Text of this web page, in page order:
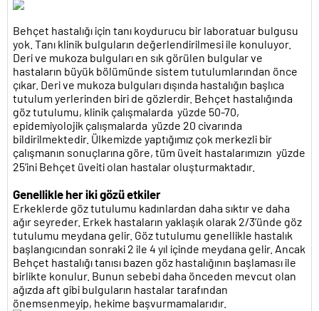
Behçet hastalığı için tanı koydurucu bir laboratuar bulgusu
yok. Tanı klinik bulguların değerlendirilmesi ile konuluyor.
Deri ve mukoza bulguları en sık görülen bulgular ve
hastaların büyük bölümünde sistem tutulumlarından önce
çıkar. Deri ve mukoza bulguları dışında hastalığın başlıca
tutulum yerlerinden biri de gözlerdir. Behçet hastalığında
göz tutulumu, klinik çalışmalarda yüzde 50-70,
epidemiyolojik çalışmalarda yüzde 20 civarında
bildirilmektedir. Ülkemizde yaptığımız çok merkezli bir
çalışmanın sonuçlarına göre, tüm üveit hastalarımızın yüzde
25’ini Behçet üveiti olan hastalar oluşturmaktadır.
Genellikle her iki gözü etkiler
Erkeklerde göz tutulumu kadınlardan daha sıktır ve daha
ağır seyreder. Erkek hastaların yaklaşık olarak 2/3’ünde göz
tutulumu meydana gelir. Göz tutulumu genellikle hastalık
başlangıcından sonraki 2 ile 4 yıl içinde meydana gelir. Ancak
Behçet hastalığı tanısı bazen göz hastalığının başlaması ile
birlikte konulur. Bunun sebebi daha önceden mevcut olan
ağızda aft gibi bulguların hastalar tarafından
önemsenmeyip, hekime başvurmamalarıdır.